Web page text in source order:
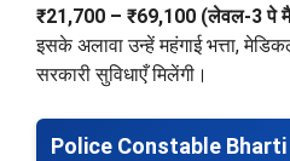
₹21,700 – ₹69,100 (लेवल-3 पे
इसके अलावा उन्हें महंगाई भत्ता,
सरकारी सुविधाएँ मिलेंगी।
Police Constable